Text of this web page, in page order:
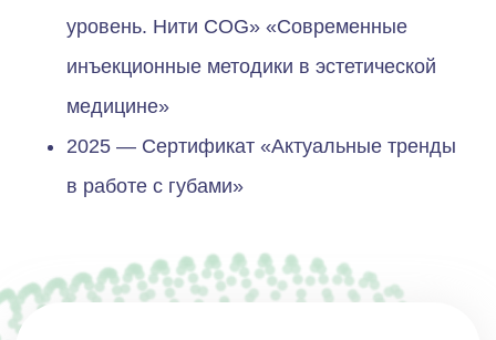
уровень. Нити COG» «Современные
инъекционные методики в эстетической
медицине»
2025 — Сертификат «Актуальные тренды
в работе с губами»